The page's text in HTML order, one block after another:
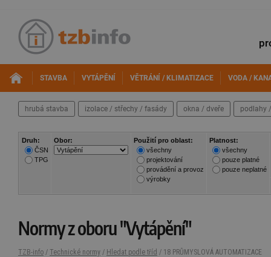
STAVBA VYTÁPĚNÍ VĚTRÁNÍ / KLIMATIZACE VODA /
hrubá stavba izolace / střechy / fasády okna / dveře podlahy
Druh:
ČSN
TPG
Obor:
Použití pro oblast:
všechny
projektování
provádění a provoz
výrobky
Platnost:
všechny
pouze platné
pouze neplatné
Normy z oboru "Vytápění"
TZB-info / Technické normy / Hledat podle tříd / 18 PRŮMYSLOVÁ AUTOMATIZACE